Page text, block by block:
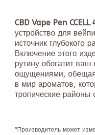
CBD Vape Pen CCELL
устройство для
источник глубокого
Включение этого
рутину обогатит
ощущениями, обещая
в мир ароматов,
тропические
*Производитель может